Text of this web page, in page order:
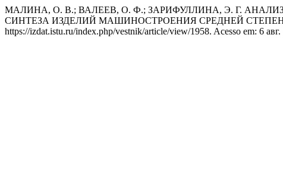
МАЛИНА, О. В.; ВАЛЕЕВ, О. Ф.; ЗАРИФУЛЛИНА, Э. Г.
СИНТЕЗА ИЗДЕЛИЙ МАШИНОСТРОЕНИЯ СРЕДНЕЙ
https://izdat.istu.ru/index.php/vestnik/article/view/1958. Acesso em: 6 авг.